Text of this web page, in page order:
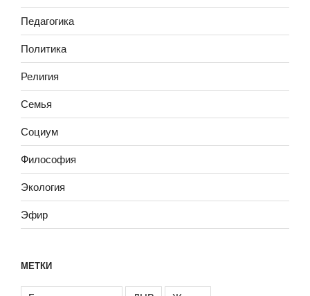
Педагогика
Политика
Религия
Семья
Социум
Философия
Экология
Эфир
МЕТКИ